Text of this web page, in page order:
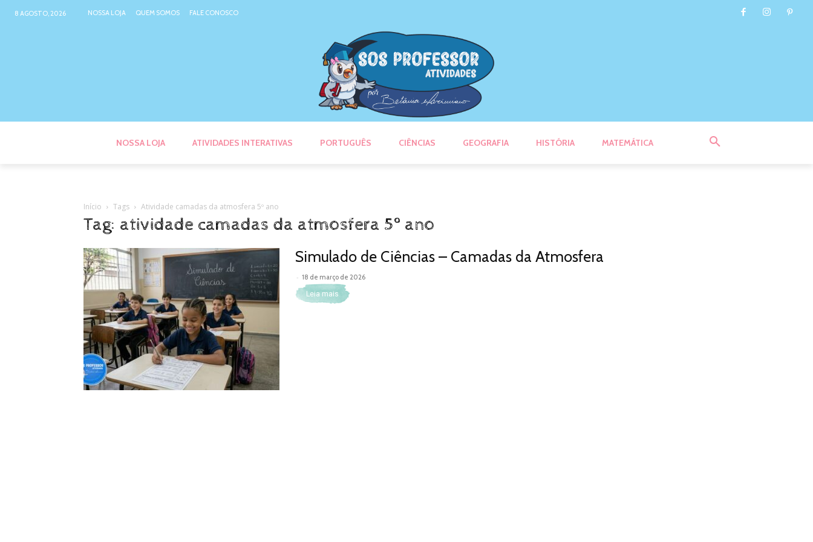
8 AGOSTO, 2026 NOSSA LOJA QUEM SOMOS FALE CONOSCO
NOSSA LOJA ATIVIDADES INTERATIVAS PORTUGUÊS CIÊNCIAS GEOGRAFIA HISTÓRIA MATEMÁTICA
Início Tags Atividade camadas da atmosfera 5º ano
Tag: atividade camadas da atmosfera 5º ano
Simulado de Ciências – Camadas da Atmosfera
- 18 de março de 2026
Leia mais